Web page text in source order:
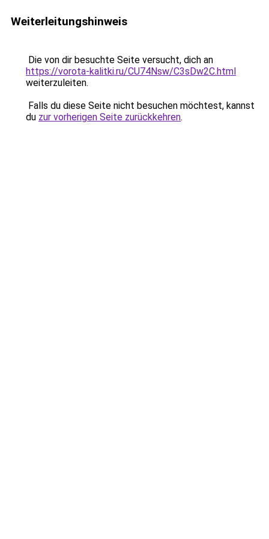
Weiterleitungshinweis
Die von dir besuchte Seite versucht, dich an
https://vorota-kalitki.ru/CU74Nsw/C3sDw2C.html
weiterzuleiten.
Falls du diese Seite nicht besuchen möchtest, kannst
du zur vorherigen Seite zurückkehren.